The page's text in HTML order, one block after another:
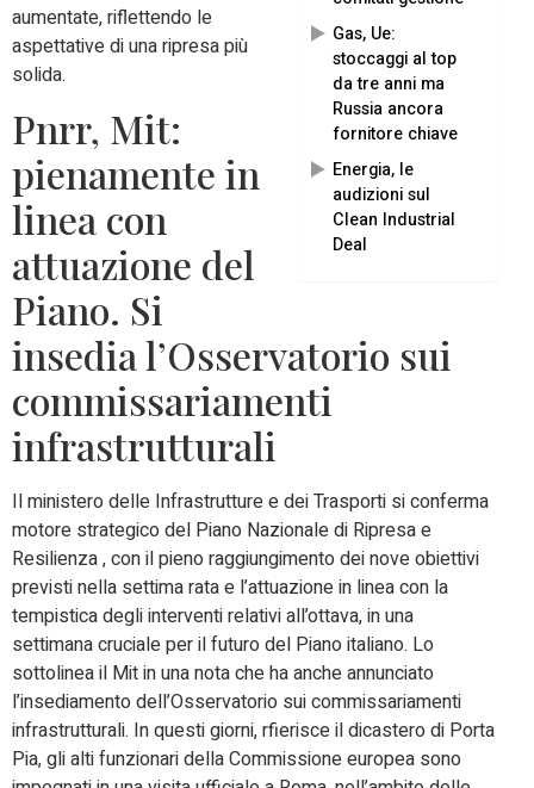
Gas, Ue:
stoccaggi al top
da tre anni ma
Russia ancora
fornitore chiave
Energia, le
audizioni sul
Clean Industrial
Deal
aumentate, riflettendo le
aspettative di una ripresa più
solida.
Pnrr, Mit:
pienamente in
linea con
attuazione del
Piano. Si
insedia l’Osservatorio sui
commissariamenti
infrastrutturali
Il ministero delle Infrastrutture e dei Trasporti si conferma
motore strategico del Piano Nazionale di Ripresa e
Resilienza , con il pieno raggiungimento dei nove obiettivi
previsti nella settima rata e l’attuazione in linea con la
tempistica degli interventi relativi all’ottava, in una
settimana cruciale per il futuro del Piano italiano. Lo
sottolinea il Mit in una nota che ha anche annunciato
l’insediamento dell’Osservatorio sui commissariamenti
infrastrutturali. In questi giorni, rfierisce il dicastero di Porta
Pia, gli alti funzionari della Commissione europea sono